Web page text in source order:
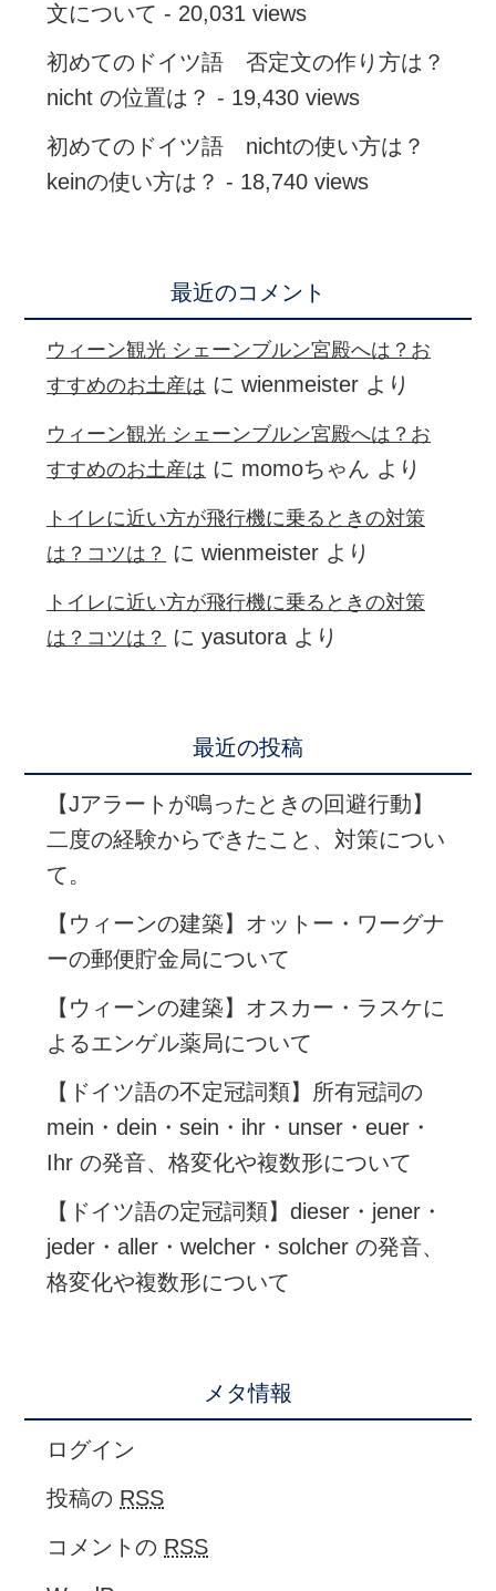
文について - 20,031 views
初めてのドイツ語 否定文の作り方は？
nicht の位置は？ - 19,430 views
初めてのドイツ語 nichtの使い方は？
keinの使い方は？ - 18,740 views
最近のコメント
ウィーン観光 シェーンブルン宮殿へは？お
すすめのお土産は にwienmeister より
ウィーン観光 シェーンブルン宮殿へは？お
すすめのお土産は に momoちゃん より
トイレに近い方が飛行機に乗るときの対策
は？コツは？
にwienmeister より
トイレに近い方が飛行機に乗るときの対策
は？コツは？
にyasutora より
最近の投稿
【Jアラートが鳴ったときの回避行動】
二度の経験からできたこと、対策につい
て。
【ウィーンの建築】オットー・ワーグナ
ーの郵便貯金局について
【ウィーンの建築】オスカー・ラスケに
よるエンゲル薬局について
【ドイツ語の不定冠詞類】所有冠詞の
mein・dein・sein・ihr・unser・euer・
Ihr の発音、格変化や複数形について
【ドイツ語の定冠詞類】dieser・jener・
jeder・aller・welcher・solcher の発音、
格変化や複数形について
メタ情報
ログイン
投稿の RSS
コメントの RSS